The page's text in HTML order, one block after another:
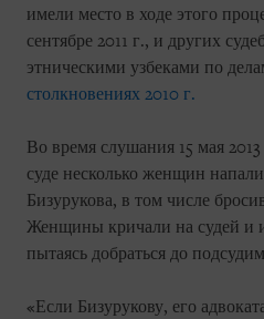
имели место в ходе этого
сентябре 2011 г., и других
этническими узбеками по
столкновениях 2010 г.
Во время слушания 15 мая
суде несколько женщин
Бизурукова, в том числе
Женщины кричали на судей и
пытаясь добраться до
«Если Бизурукову, его